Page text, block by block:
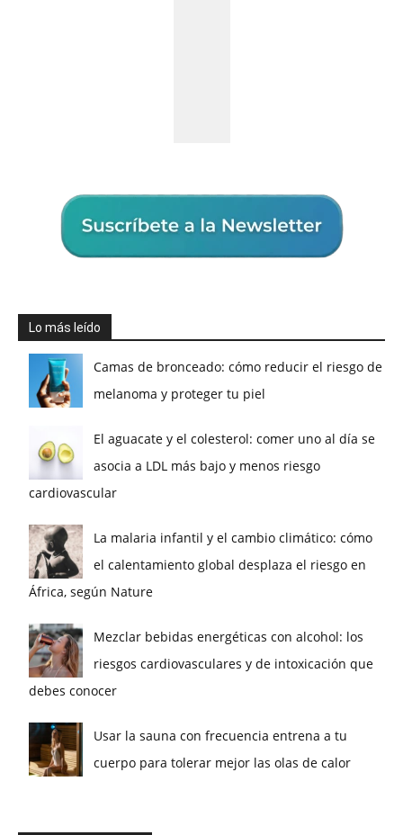
Lo más leído
Camas de bronceado: cómo reducir el riesgo de
melanoma y proteger tu piel
El aguacate y el colesterol: comer uno al día se
asocia a LDL más bajo y menos riesgo
cardiovascular
La malaria infantil y el cambio climático: cómo
el calentamiento global desplaza el riesgo en
África, según Nature
Mezclar bebidas energéticas con alcohol: los
riesgos cardiovasculares y de intoxicación que
debes conocer
Usar la sauna con frecuencia entrena a tu
cuerpo para tolerar mejor las olas de calor